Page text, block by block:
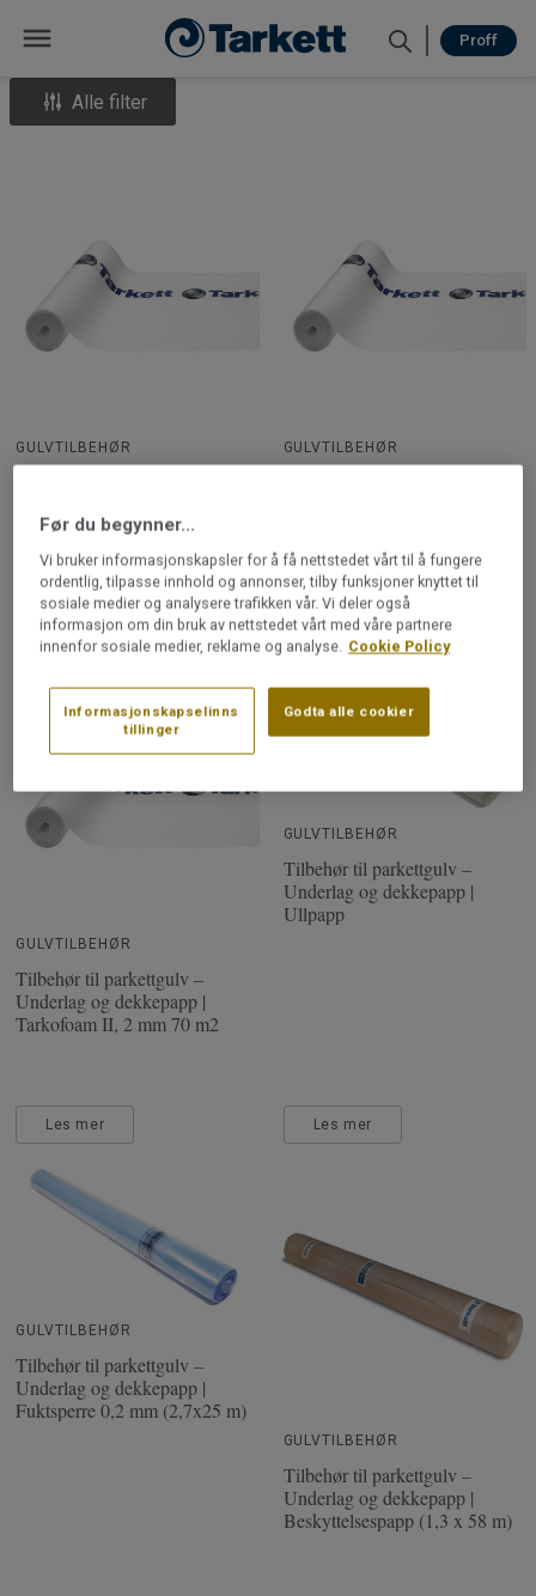
Proff
Alle filter
GULVTILBEHØR
Tarkoflex II 2 mm - 70 m2
Les mer
GULVTILBEHØR
Les mer
GULVTILBEHØR
Tilbehør til parkettgulv –
Underlag og dekkepapp |
Tarkofoam II, 2 mm 70 m2
Les mer
GULVTILBEHØR
Tilbehør til parkettgulv –
Underlag og dekkepapp |
Ullpapp
Les mer
GULVTILBEHØR
Tilbehør til parkettgulv –
Underlag og dekkepapp |
Fuktsperre 0,2 mm (2,7x25 m)
GULVTILBEHØR
Tilbehør til parkettgulv –
Underlag og dekkepapp |
Beskyttelsespapp (1,3 x 58 m)
Før du begynner...
Vi bruker informasjonskapsler for å få nettstedet vårt til å fungere
ordentlig, tilpasse innhold og annonser, tilby funksjoner knyttet til
sosiale medier og analysere trafikken vår. Vi deler også
informasjon om din bruk av nettstedet vårt med våre partnere
innenfor sosiale medier, reklame og analyse. Cookie Policy
Informasjonskapselinns
tillinger
Godta alle cookier